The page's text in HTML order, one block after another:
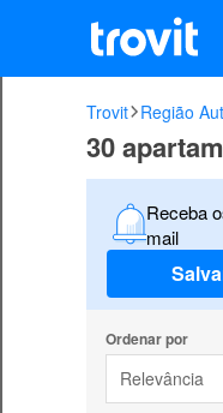
Trovit Região
30
Receba
mail
Ordenar por
Relevância